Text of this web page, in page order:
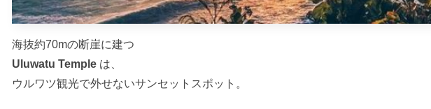
海抜約70mの断崖に建つ
Uluwatu Templeは、
ウルワツ観光で外せないサンセットスポット。